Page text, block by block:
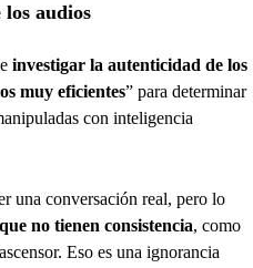
audios
investigar la autenticidad de los
muy eficientes” para determinar
con inteligencia
una conversación real, pero lo
no tienen consistencia, como
Eso es una ignorancia